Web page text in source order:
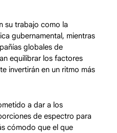
su trabajo como la
gubernamental, mientras
globales de
equilibrar los factores
invertirán en un ritmo más
a dar a los
de espectro para
cómodo que el que